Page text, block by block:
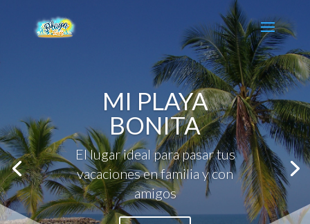
MI PLAYA
BONITA
El lugar ideal para pasar tus
vacaciones en familia y con
amigos